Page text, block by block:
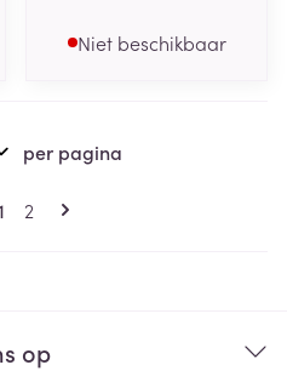
Niet beschikbaar
Pagina's
lees momenteel pagina
Pagina
2
per pagina
op